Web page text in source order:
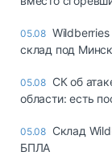
05.08
склад под
05.08 СК об
области: есть
05.08 Склад
БПЛА